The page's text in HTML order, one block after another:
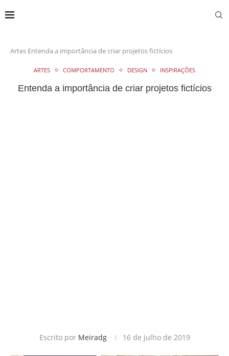
Artes Entenda a importância de criar projetos fictícios
ARTES COMPORTAMENTO DESIGN INSPIRAÇÕES
Entenda a importância de criar projetos fictícios
Escrito por Meiradg 16 de julho de 2019